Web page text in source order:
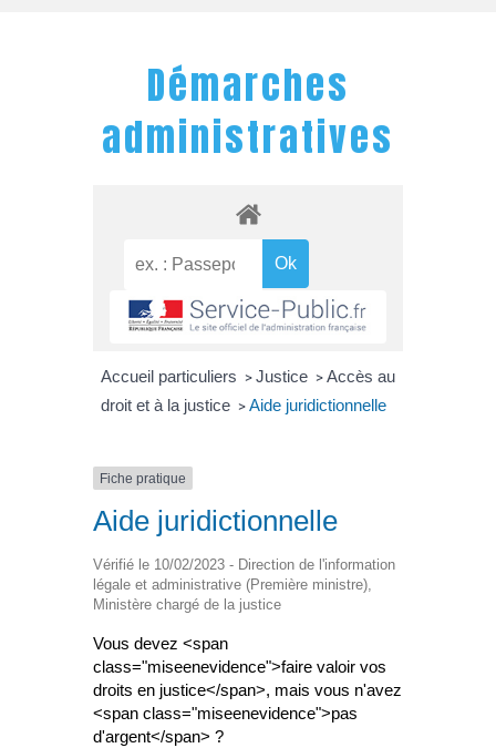
Démarches
administratives
Accueil particuliers > Justice > Accès au
droit et à la justice > Aide juridictionnelle
Fiche pratique
Aide juridictionnelle
Vérifié le 10/02/2023 - Direction de l'information
légale et administrative (Première ministre),
Ministère chargé de la justice
Vous devez <span
class="miseenevidence">faire valoir vos
droits en justice</span>, mais vous n'avez
<span class="miseenevidence">pas
d'argent</span> ?